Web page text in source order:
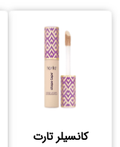
کانسیلر تارت